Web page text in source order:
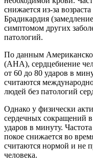
снижается из-за
Брадикардия
симптомом других
патологий.
По данным
(AHA), сердцебиение
от 60 до 80 ударов в
считаются
людей без патологий
Однако у физически
сердечных сокращений
ударов в минуту.
покое снижается во
считаются нормой и не
человека.